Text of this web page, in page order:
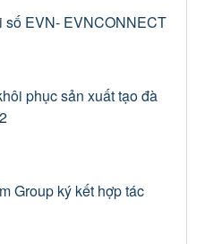
số EVN- EVNCONNECT
phục sản xuất tạo đà
Group ký kết hợp tác